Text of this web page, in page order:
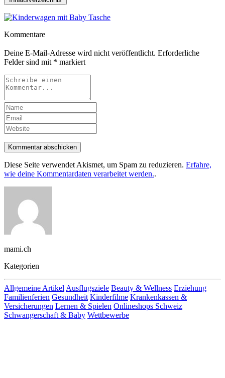
Kommentare
Deine E-Mail-Adresse wird nicht veröffentlicht. Erforderliche
Felder sind mit * markiert
Kommentar abschicken
Diese Seite verwendet Akismet, um Spam zu reduzieren. Erfahre,
wie deine Kommentardaten verarbeitet werden..
mami.ch
Kategorien
Allgemeine Artikel Ausflugsziele Beauty & Wellness Erziehung
Familienferien Gesundheit Kinderfilme Krankenkassen &
Versicherungen Lernen & Spielen Onlineshops Schweiz
Schwangerschaft & Baby Wettbewerbe